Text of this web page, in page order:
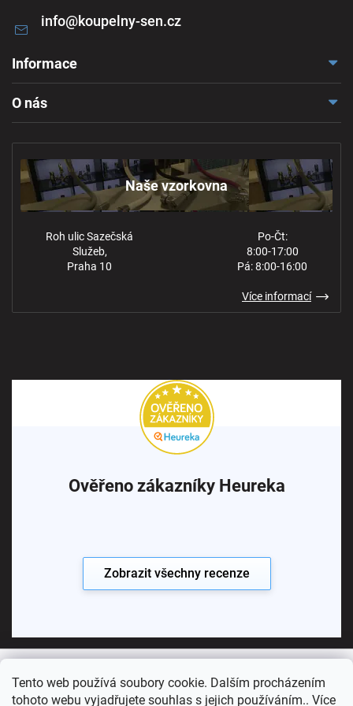
Tento web používá soubory cookie. Dalším procházením
tohoto webu vyjadřujete souhlas s jejich používáním.. Více
info@koupelny-sen.cz
Informace
Ochrana osobních údajů
O nás
Naše vzorkovna
Roh ulic Sazečská
Služeb,
Praha 10
Po-Čt:
8:00-17:00
Pá: 8:00-16:00
Více informací
Ověřeno zákazníky Heureka
Zobrazit všechny recenze
Copyright 2026Koupelny SEN. Všechna práva vyhrazena.